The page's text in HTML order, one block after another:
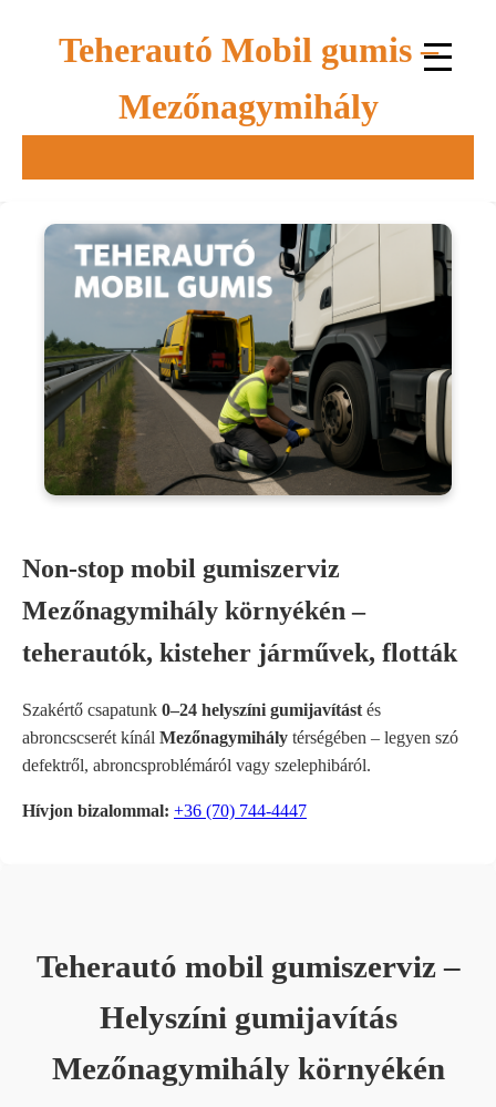
Teherautó Mobil gumis –
Mezőnagymihály
Non-stop mobil gumiszerviz
Mezőnagymihály környékén –
teherautók, kisteher járművek, flották
Szakértő csapatunk 0–24 helyszíni gumijavítást és
abroncscserét kínál Mezőnagymihály térségében – legyen szó
defektről, abroncsproblémáról vagy szelephibáról.
Hívjon bizalommal: +36 (70) 744-4447
Teherautó mobil gumiszerviz –
Helyszíni gumijavítás
Mezőnagymihály környékén